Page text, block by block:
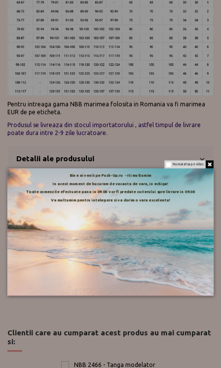
Pentru intreaga gama NBB marimea folosita in Romania va fi marimea
EUR de pe eticheta.
Produsul se livreaza din stocul importatorului , astfel timpul de livrare
poate dura intre 2-9 zile lucratoare.
Detalii ale produsului
Mod de livrare
Retur
Push-up.ro
Clientii care au cumparat acest produs au mai cumparat
si:
Nu mai afisa pe viitor.
Bine ai venit pe Push-Up.ro - Iti multumim
In acest moment de bucuram de vacanta de vara, in echipa!
Toate comenzile efectuate pana in 09.08 vor fi predate curierului spre livrare in 09.08
Va multumim pentru intelegere si va dorim o vara excelenta!